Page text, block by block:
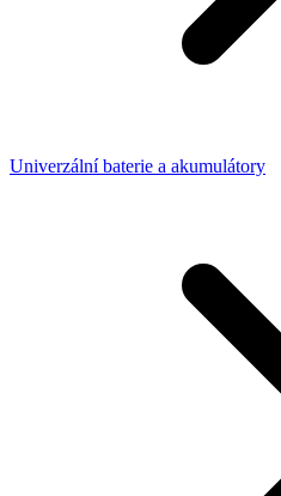
Univerzální baterie a akumulátory